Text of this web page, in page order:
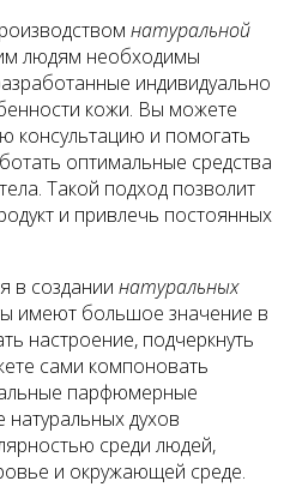
натуральной
людям необходимы
индивидуально
кожи. Вы можете
консультацию и помогать
оптимальные средства
Такой подход позволит
и привлечь постоянных
в создании натуральных
имеют большое значение в
настроение, подчеркнуть
сами компоновать
парфюмерные
духов
среди людей,
и окружающей среде.